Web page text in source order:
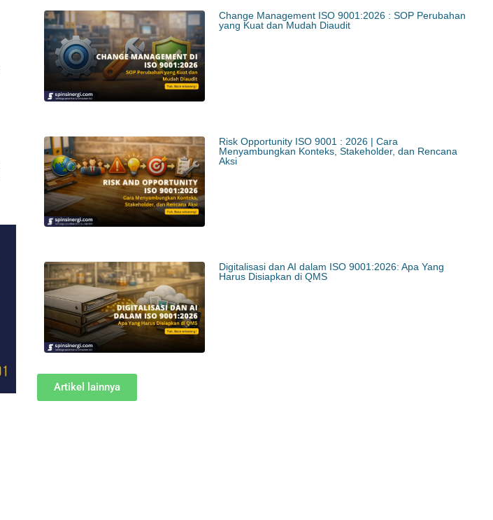
Change Management ISO 9001:2026 : SOP Perubahan
yang Kuat dan Mudah Diaudit
Risk Opportunity ISO 9001 : 2026 | Cara
Menyambungkan Konteks, Stakeholder, dan Rencana
Aksi
Digitalisasi dan AI dalam ISO 9001:2026: Apa Yang
Harus Disiapkan di QMS
Artikel lainnya